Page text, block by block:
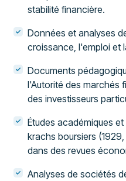
stabilité financière.
Données et analyses
croissance, l'emploi et
Documents
l'Autorité des marchés
des investisseurs
Études académiques
krachs boursiers
dans des revues
Analyses de sociétés